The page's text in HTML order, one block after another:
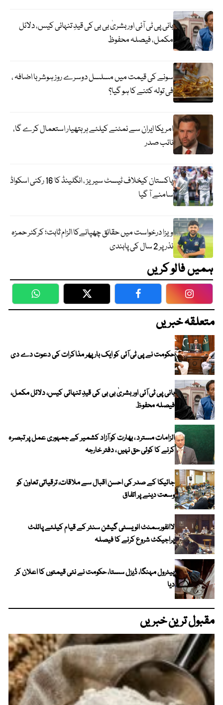
بانی پی ٹی آئی اور بشریٰ بی بی کی قیدِ تنہائی کیس، دلائل
مکمل، فیصلہ محفوظ
سونے کی قیمت میں مسلسل دوسرے روز ہوشربا اضافہ ،
فی تولہ کتنے کا ہو گیا؟
امریکا ایران سے نمٹنے کیلئے ہر ہتھیار استعمال کرے گا،
نائب صدر
پاکستان کیخلاف ٹیسٹ سیریز ، انگلینڈ کا 16 رکنی اسکواڈ
سامنے آ گیا
ویزا درخواست میں حقائق چھپانےکا الزام ثابت؛ کرکٹر حمزہ
نذر پر 2 سال کی پابندی
ہمیں فالو کریں
WhatsApp Twitter Facebook
متعلقہ خبریں
حکومت نے پی ٹی آئی کو ایک بارپھر مذاکرات کی دعوت دے دی
بانی پی ٹی آئی اور بشریٰ بی بی کی قیدِ تنہائی کیس، دلائل مکمل،
فیصلہ محفوظ
الزامات مسترد ، بھارت کو آزاد کشمیر کے جمہوری عمل پر تبصرہ
کرنے کا کوئی حق نہیں ، دفتر خارجہ
جائیکا کے صدر کی احسن اقبال سے ملاقات، ترقیاتی تعاون کو
وسعت دینے پر اتفاق
لاانفورسمنٹ انویسٹی گیشن سنٹر کے قیام کیلئے پائلٹ
پراجیکٹ شروع کرنے کا فیصلہ
پیٹرول مہنگا، ڈیزل سستا، حکومت نے نئی قیمتوں کا اعلان کر
دیا
مقبول ترین خبریں